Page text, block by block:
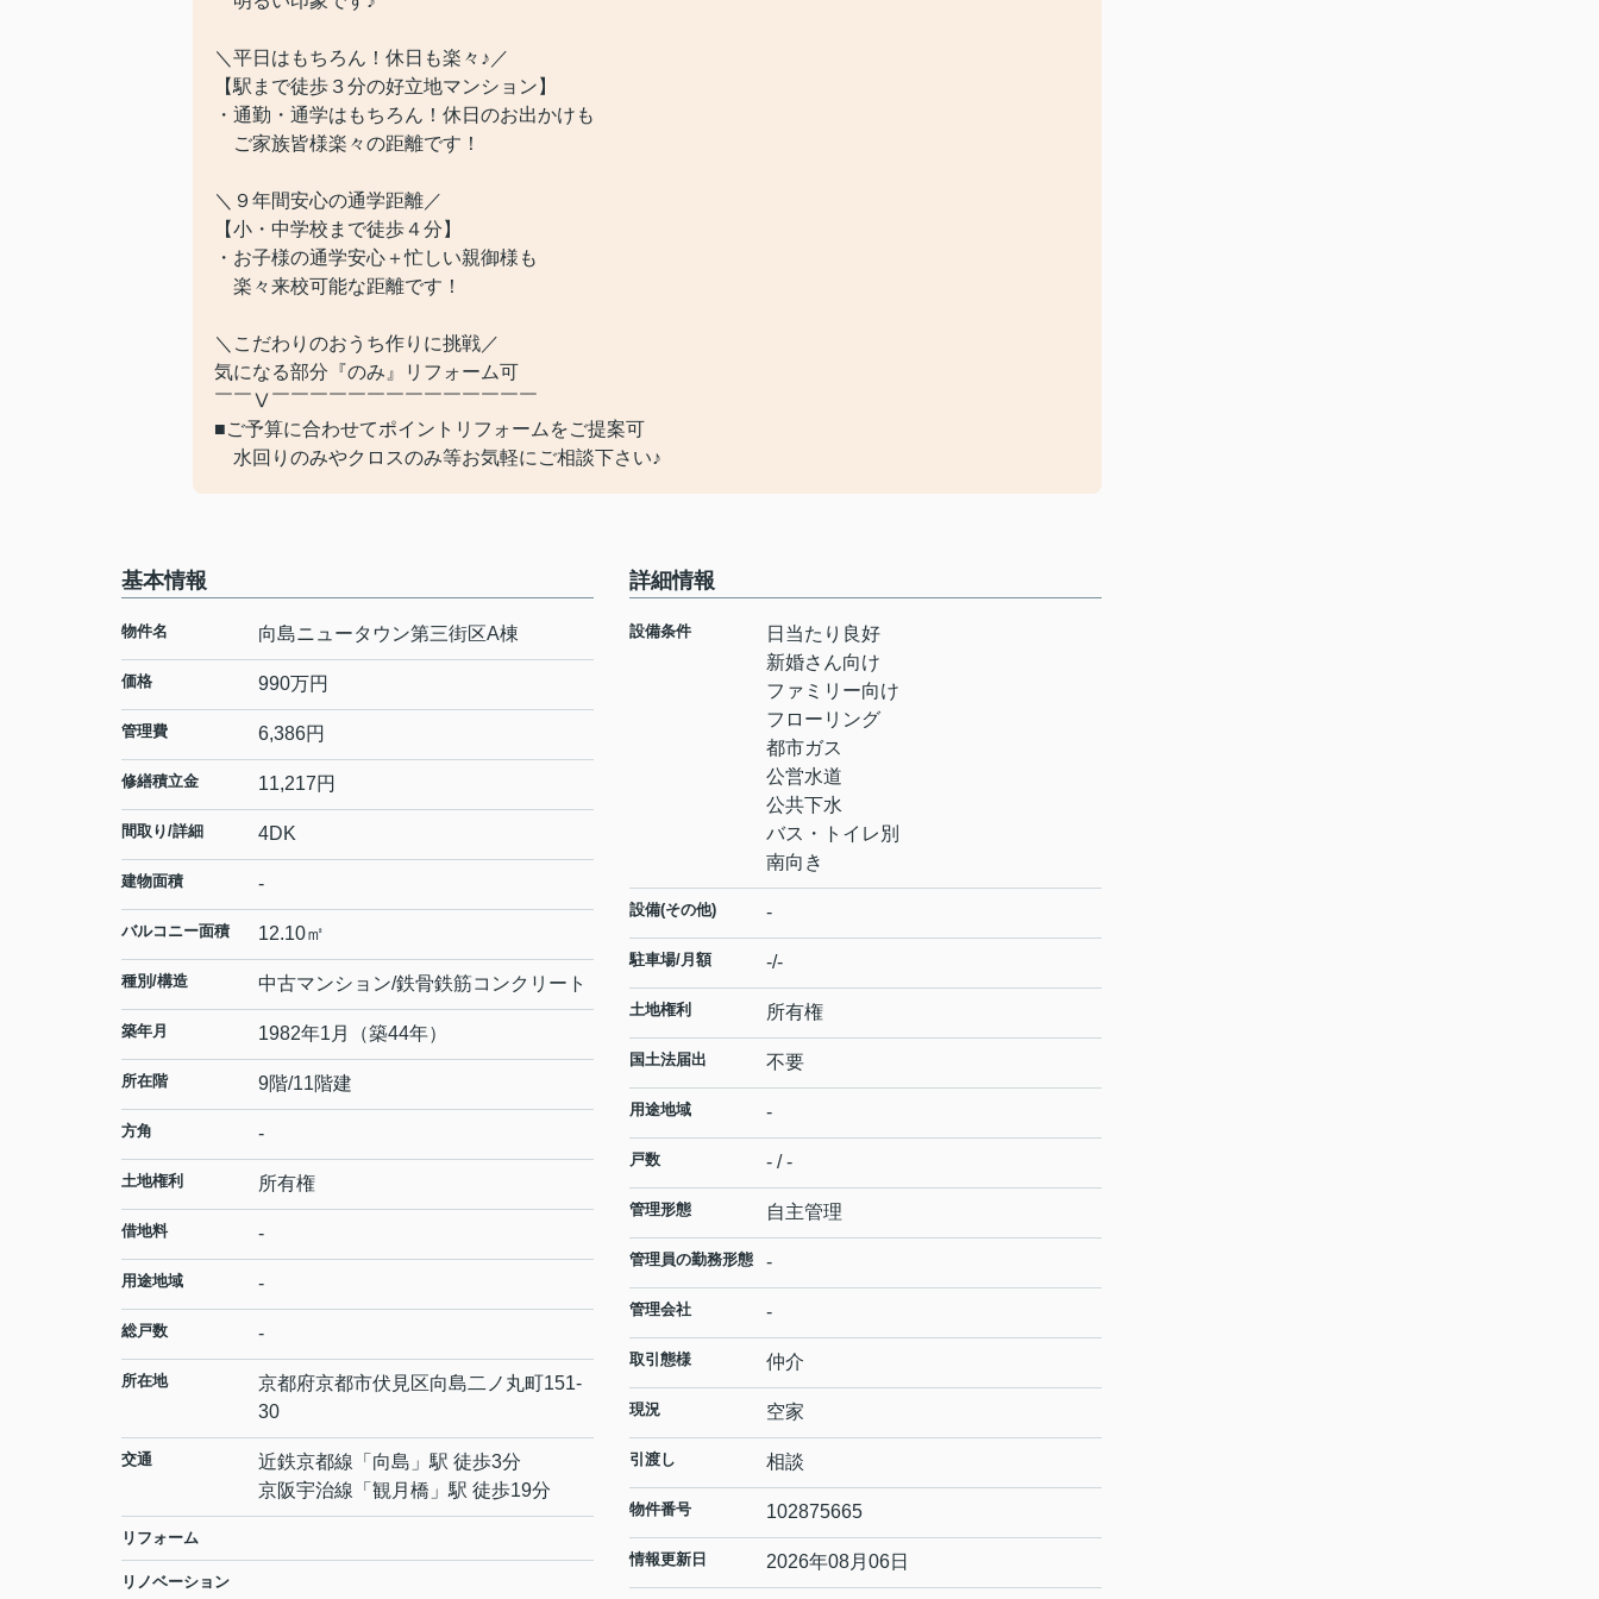
＼平日はもちろん！休日も楽々♪／
【駅まで徒歩３分の好立地マンション】
・通勤・通学はもちろん！休日のお出かけも
ご家族皆様楽々の距離です！
＼９年間安心の通学距離／
【小・中学校まで徒歩４分】
・お子様の通学安心＋忙しい親御様も
楽々来校可能な距離です！
＼こだわりのおうち作りに挑戦／
気になる部分『のみ』リフォーム可
￣￣Ⅴ￣￣￣￣￣￣￣￣￣￣￣￣￣￣
■ご予算に合わせてポイントリフォームをご提案可
水回りのみやクロスのみ等お気軽にご相談下さい♪
基本情報
物件名 向島ニュータウン第三街区A棟
価格 990万円
管理費 6,386円
修繕積立金 11,217円
間取り/詳細 4DK
建物面積 -
バルコニー面積 12.10㎡
種別/構造 中古マンション/鉄骨鉄筋コンクリート
築年月 1982年1月（築44年）
所在階 9階/11階建
方角 -
土地権利 所有権
借地料 -
用途地域 -
総戸数 -
所在地 京都府京都市伏見区向島二ノ丸町151-
30
交通 近鉄京都線 「 向島 」駅 徒歩3分
京阪宇治線 「 観月橋 」駅 徒歩19分
リフォーム
リノベーション
詳細情報
設備条件
日当たり良好
新婚さん向け
ファミリー向け
フローリング
都市ガス
公営水道
公共下水
バス・トイレ別
南向き
設備(その他) -
駐車場/月額 -/-
土地権利 所有権
国土法届出 不要
用途地域 -
戸数 - / -
管理形態 自主管理
管理員の勤務形態 -
管理会社 -
取引態様 仲介
現況 空家
引渡し 相談
物件番号 102875665
情報更新日 2026年08月06日